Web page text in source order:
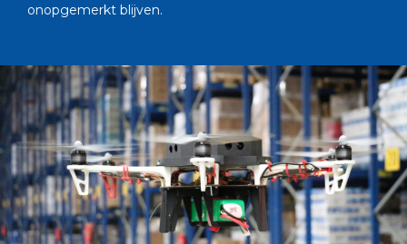
onopgemerkt blijven.